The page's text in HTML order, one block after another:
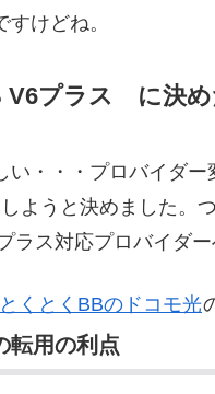
けどね。
プラス に決め
い・・・プロバイダ
ようと決めました。
ラス対応プロバイダー
くとくBBのドコモ光
転用の利点